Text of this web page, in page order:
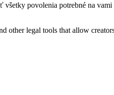
povolenia potrebné na
other legal tools that allow